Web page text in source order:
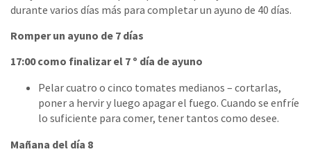
durante varios días más para completar un ayuno de 40 días.
Romper un ayuno de 7 días
17:00 como finalizar el 7 º día de ayuno
Pelar cuatro o cinco tomates medianos – cortarlas,
poner a hervir y luego apagar el fuego. Cuando se enfríe
lo suficiente para comer, tener tantos como desee.
Mañana del día 8